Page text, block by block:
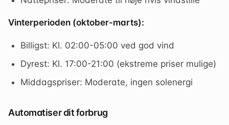
Vinterperioden (oktober-marts):
Billigst: Kl. 02:00-05:00 ved god vind
Dyrest: Kl. 17:00-21:00 (ekstreme priser mulige)
Middagspriser: Moderate, ingen solenergi
Automatiser dit forbrug